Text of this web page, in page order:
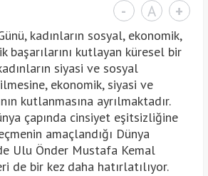
- A +
kadınların sosyal, ekonomik,
kutlayan küresel bir
siyasi ve sosyal
ekonomik, siyasi ve
kutlanmasına ayrılmaktadır.
çapında cinsiyet eşitsizliğine
amaçlandığı Dünya
Ulu Önder Mustafa Kemal
de bir kez daha hatırlatılıyor.